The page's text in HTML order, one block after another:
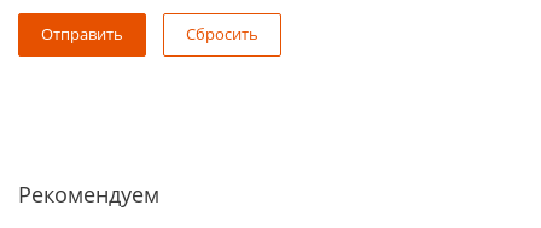
Сбросить
Рекомендуем